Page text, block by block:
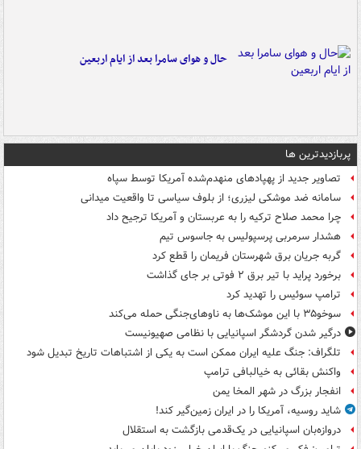
حال و هوای سامرا بعد از ایام اربعین
پربازدیدترین ها
تصاویر جدید از پهپادهای منهدم‌شده آمریکا توسط سپاه
سامانه ضد موشکی لیزری؛ از بلوف سیاسی تا واقعیت میدانی
چرا محمد صلاح ترکیه را به عربستان و آمریکا ترجیح داد
هشدار سرمربی پرسپولیس به جاسوس تیم
گربه جریان برق شهرستان فریمان را قطع کرد
برخورد پراید با تیر برق ۲ فوتی بر جای گذاشت
ترامپ سوئیس را تهدید کرد
سوخو۳۵ با این موشک‌ها به ناوهای‌جنگی حمله می‌کند
درگیر شدن گردشگر اسپانیایی با نظامی صهیونیست
تلگراف: جنگ علیه ایران ممکن است به یکی از اشتباهات تاریخ تبدیل شود
واکنش بقائی به خیالبافی ترامپ
انفجار بزرگ در شهر المخا یمن
شاید روسیه، آمریکا را در ایران زمین‌گیر کند!
دروازه‌بان اسپانیایی در یک‌قدمی بازگشت به استقلال